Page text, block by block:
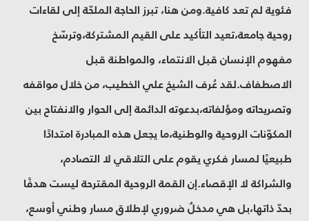
فئوية لم تعد كافية.ومن هنا، تبرز الحاجة الملحّة إلى لقاءات
روحية جامعة،تعيد التأكيد على القيم المشتركة،وترسّخ
مفهوم الإنسان قبل الانتماء، والمواطنة قبل
الاصطفاف.لقد عُرف الشيخ علي الخطيب، من خلال مواقفه
وتصريحاته ومؤلفاته،بدعوته الدائمة إلى الحوار والانفتاح بين
المكوّنات الروحية والوطنية،ما يجعل هذه المبادرة امتدادًا
طبيعيًا لمسار فكري يقوم على التلاقي لا التصادم،
والشراكة لا الإقصاء.إن القمة الروحية المقترحة ليست هدفًا
بحدّ ذاتها،بل هي مدخلٌ ضروري لإطلاق مسار وطني أوسع،